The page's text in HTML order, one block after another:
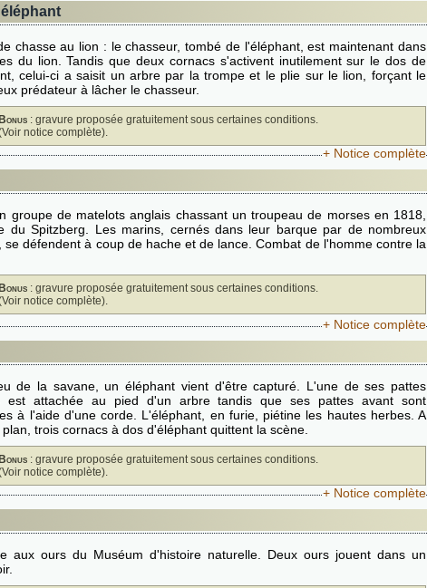
chasse au lion : le chasseur, tombé de l'éléphant, est maintenant dans
du lion. Tandis que deux cornacs s'activent inutilement sur le dos de
celui-ci a saisit un arbre par la trompe et le plie sur le lion, forçant le
prédateur à lâcher le chasseur.
Bonus : gravure proposée gratuitement sous certaines conditions.
notice complète).
+ Notice complète
groupe de matelots anglais chassant un troupeau de morses en 1818,
du Spitzberg. Les marins, cernés dans leur barque par de nombreux
se défendent à coup de hache et de lance. Combat de l'homme contre la
Bonus : gravure proposée gratuitement sous certaines conditions.
notice complète).
+ Notice complète
de la savane, un éléphant vient d'être capturé. L'une de ses pattes
est attachée au pied d'un arbre tandis que ses pattes avant sont
à l'aide d'une corde. L'éléphant, en furie, piétine les hautes herbes. A
trois cornacs à dos d'éléphant quittent la scène.
Bonus : gravure proposée gratuitement sous certaines conditions.
notice complète).
+ Notice complète
aux ours du Muséum d'histoire naturelle. Deux ours jouent dans un